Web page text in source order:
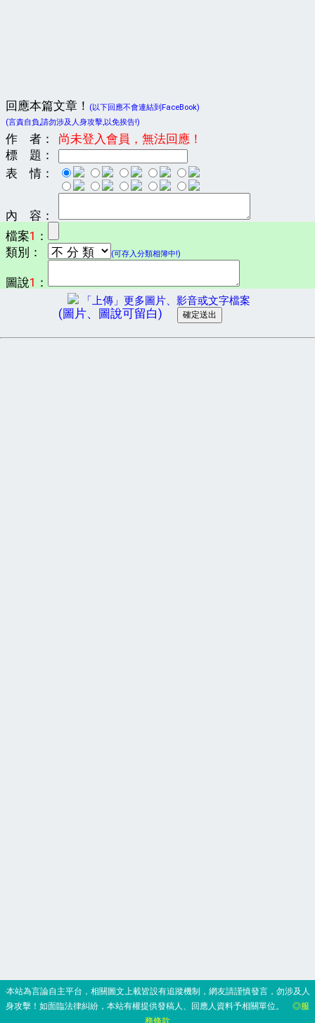
回應本篇文章！
(以下回應不會連結到FaceBook)
(言責自負,請勿涉及人身攻擊,以免挨告!)
作 者：
尚未登入會員，無法回應！
標 題：
表 情：
內 容：
檔案1 ：
類別：
(可存入分類相簿中!)
圖說1 ：
「上傳」更多圖片、影音或文字檔案
(圖片、圖說可留白)
‧本站為言論自主平台，相關圖文上載皆設有追蹤機制，網友請謹慎發言，勿涉及人
身攻擊！如面臨法律糾紛，本站有權提供發稿人、回應人資料予相關單位。 ◎服
務條款